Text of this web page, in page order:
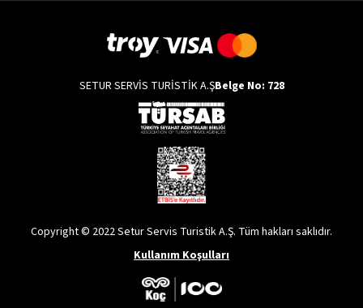
SETUR SERVİS TURİSTİK A.ŞBelge No: 728
Copyright © 2022 Setur Servis Turistik A.Ş. Tüm hakları saklıdır.
Kullanım Koşulları